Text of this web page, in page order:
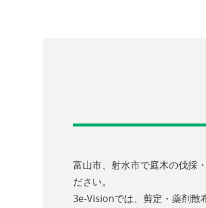
富山市、射水市で庭木の伐採
ださい。
3e-Visionでは、剪定・薬剤散